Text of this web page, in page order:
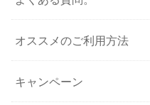
オススメのご利用方法
キャンペーン